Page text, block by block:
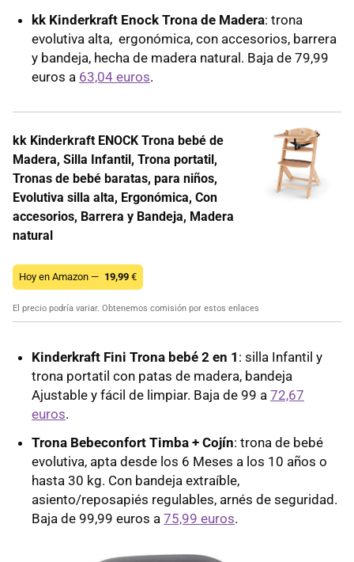
kk Kinderkraft Enock Trona de Madera: trona
evolutiva alta, ergonómica, con accesorios, barrera
y bandeja, hecha de madera natural. Baja de 79,99
euros a 63,04 euros.
kk Kinderkraft ENOCK Trona bebé de
Madera, Silla Infantil, Trona portatil,
Tronas de bebé baratas, para niños,
Evolutiva silla alta, Ergonómica, Con
accesorios, Barrera y Bandeja, Madera
natural
Hoy en Amazon — 19,99 €
El precio podría variar. Obtenemos comisión por estos enlaces
Kinderkraft Fini Trona bebé 2 en 1 : silla Infantil y
trona portatil con patas de madera, bandeja
Ajustable y fácil de limpiar. Baja de 99 a 72,67
euros.
Trona Bebeconfort Timba + Cojín: trona de bebé
evolutiva, apta desde los 6 Meses a los 10 años o
hasta 30 kg. Con bandeja extraíble,
asiento/reposapiés regulables, arnés de seguridad.
Baja de 99,99 euros a 75,99 euros.